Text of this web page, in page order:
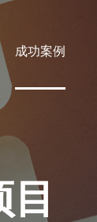
IIOT 物联网平台
MOM 制造运营系
MES 制造执行系
成功案例